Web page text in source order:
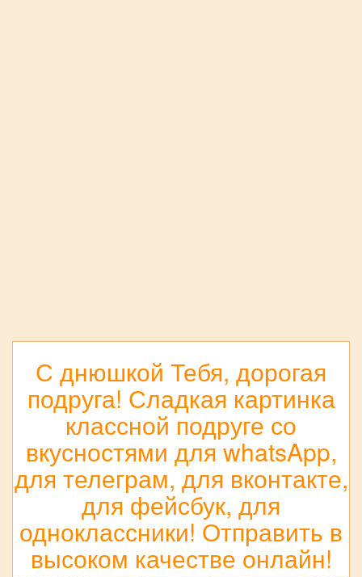
С днюшкой Тебя, дорогая
подруга! Сладкая картинка
классной подруге со
вкусностями для whatsApp,
для телеграм, для вконтакте,
для фейсбук, для
одноклассники! Отправить в
высоком качестве онлайн!